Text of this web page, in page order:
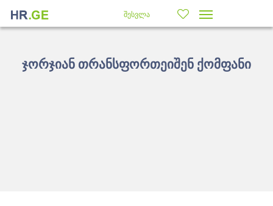
შესვლა
ჯორჯიან თრანსფორთეიშენ ქომფანი